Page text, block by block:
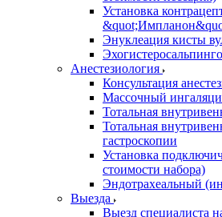
Установка
Энуклеация кисты
Анестезиология
Консультация
Массочный
Тотальная
Тотальная
гастроскопии
Установка
стоимости набора)
Эндотрахеальный
Выезда
Выезд специалиста